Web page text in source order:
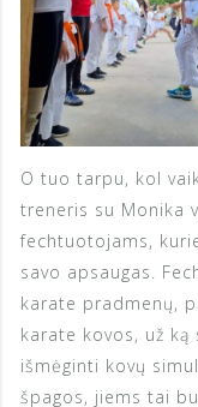
O tuo tarpu, kol
treneris su Monika
fechtuotojams,
savo apsaugas.
karate pradmenų,
karate kovos, už
išmėginti kovų
špagos, jiems tai